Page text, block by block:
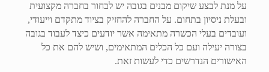
על מנת לבצע שיקום מבנים בגובה יש לבחור בחברה מקצועית
ובעלת ניסיון בתחום. על החברה להחזיק בציוד מתקדם וייעודי,
ועובדים בעלי הכשרה מתאימה אשר יודעים כיצד לעבוד בגובה
בצורה יעילה ועם כל הכלים המתאימים, ושיש להם את כל
האישורים הנדרשים כדי לעשות זאת.